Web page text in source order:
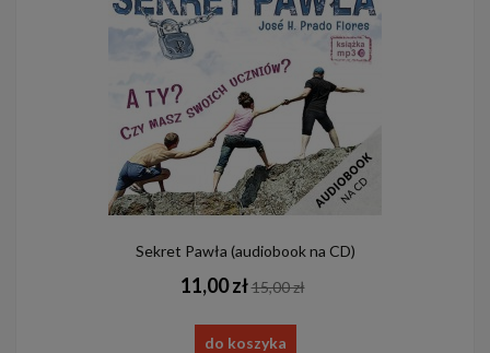
Sekret Pawła (audiobook na CD)
11,00 zł15,00 zł
do koszyka